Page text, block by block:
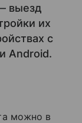
выезд
их
с
Android.
можно в